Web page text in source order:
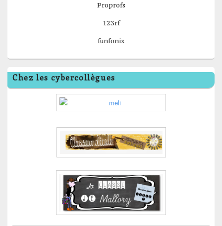
Proprofs
123rf
funfonix
Chez les cybercollègues